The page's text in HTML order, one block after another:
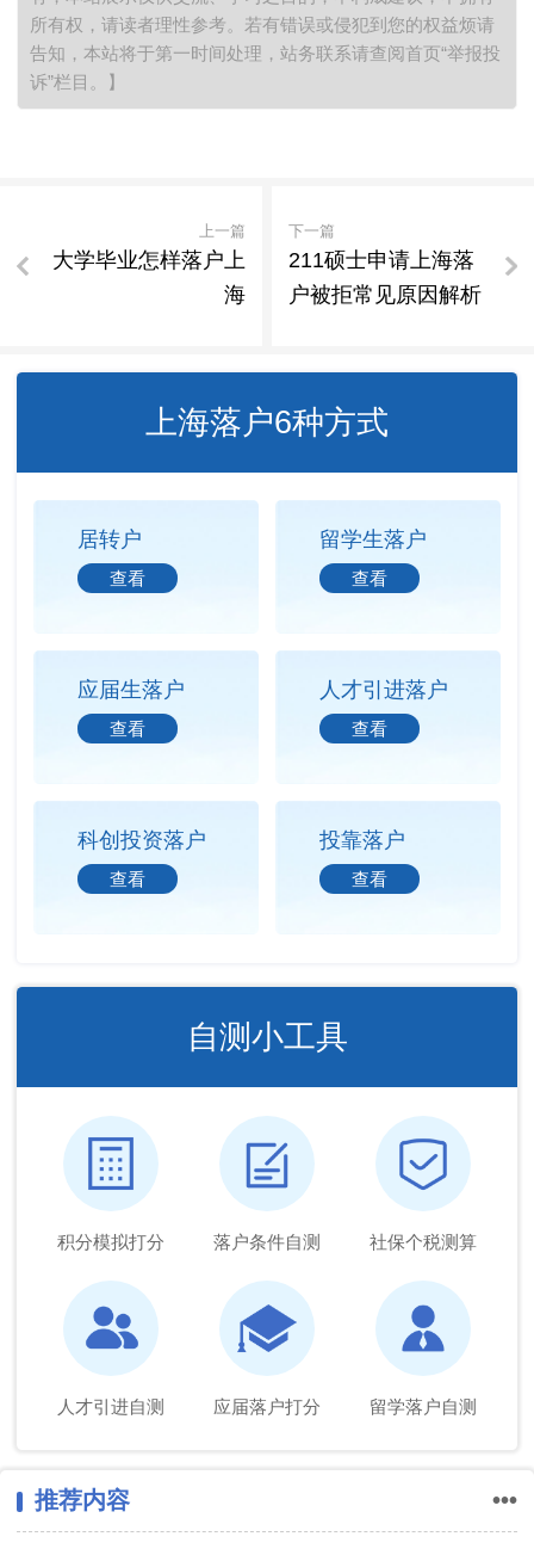
所有权，请读者理性参考。若有错误或侵犯到您的权益烦请
告知，本站将于第一时间处理，站务联系请查阅首页“举报投
诉”栏目。】
上一篇
大学毕业怎样落户上
海
下一篇
211硕士申请上海落
户被拒常见原因解析
上海落户6种方式
居转户
查看
留学生落户
查看
应届生落户
查看
人才引进落户
查看
科创投资落户
查看
投靠落户
查看
自测小工具
积分模拟打分 落户条件自测 社保个税测算
人才引进自测 应届落户打分 留学落户自测
推荐内容 •••